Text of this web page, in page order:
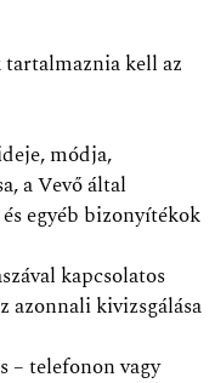
kell az
módja,
a Vevő által
egyéb bizonyítékok
kapcsolatos
azonnali kivizsgálása
– telefonon vagy